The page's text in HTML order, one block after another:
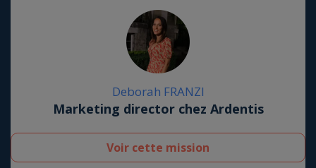
Debo­rah FRANZI
Marketing director chez Ardentis
Voir cette mission